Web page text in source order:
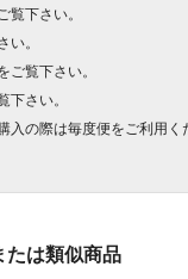
覧下さい。
い。
ご覧下さい。
下さい。
入の際は毎度便をご利用く
たは類似商品